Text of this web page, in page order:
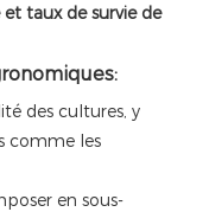
taux de survie de
des cultures, y
comme les
en sous-